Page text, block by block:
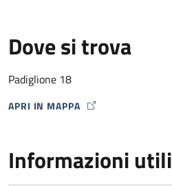
Dove si trova
Padiglione 18
APRI IN MAPPA
MAP ICON
Informazioni utili